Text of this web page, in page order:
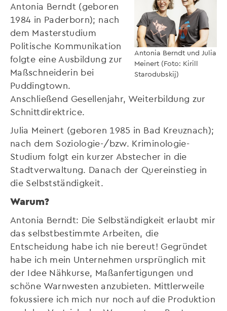
Antonia Berndt und Julia
Meinert (Foto: Kirill
Starodubskij)
Antonia Berndt (geboren
1984 in Paderborn); nach
dem Masterstudium
Politische Kommunikation
folgte eine Ausbildung zur
Maßschneiderin bei
Puddingtown.
Anschließend Gesellenjahr, Weiterbildung zur
Schnittdirektrice.
Julia Meinert (geboren 1985 in Bad Kreuznach);
nach dem Soziologie-/bzw. Kriminologie-
Studium folgt ein kurzer Abstecher in die
Stadtverwaltung. Danach der Quereinstieg in
die Selbstständigkeit.
Warum?
Antonia Berndt: Die Selbständigkeit erlaubt mir
das selbstbestimmte Arbeiten, die
Entscheidung habe ich nie bereut! Gegründet
habe ich mein Unternehmen ursprünglich mit
der Idee Nähkurse, Maßanfertigungen und
schöne Warnwesten anzubieten. Mittlerweile
fokussiere ich mich nur noch auf die Produktion